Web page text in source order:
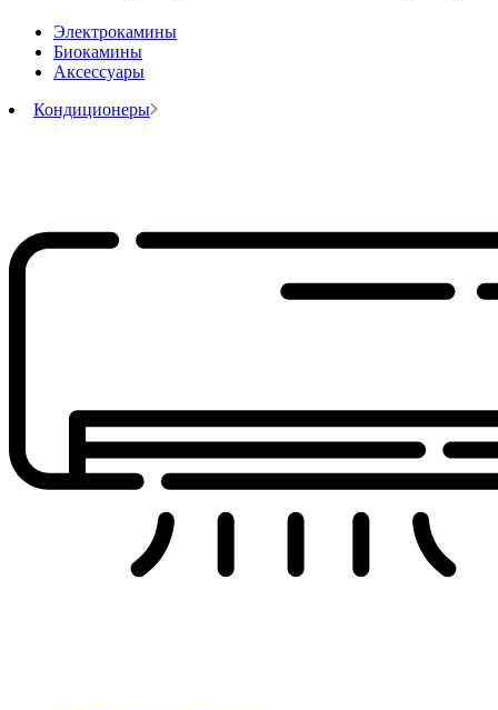
Электрокамины
Биокамины
Аксессуары
Кондиционеры